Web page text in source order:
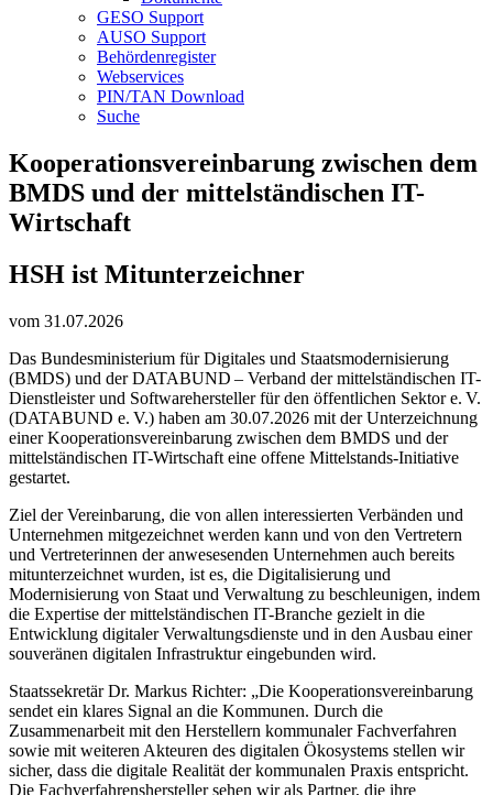
GESO Support
AUSO Support
Behördenregister
Webservices
PIN/TAN Download
Suche
Kooperationsvereinbarung zwischen dem
BMDS und der mittelständischen IT-
Wirtschaft
HSH ist Mitunterzeichner
vom 31.07.2026
Das Bundesministerium für Digitales und Staatsmodernisierung
(BMDS) und der DATABUND – Verband der mittelständischen IT-
Dienstleister und Softwarehersteller für den öffentlichen Sektor e. V.
(DATABUND e. V.) haben am 30.07.2026 mit der Unterzeichnung
einer Kooperationsvereinbarung zwischen dem BMDS und der
mittelständischen IT-Wirtschaft eine offene Mittelstands-Initiative
gestartet.
Ziel der Vereinbarung, die von allen interessierten Verbänden und
Unternehmen mitgezeichnet werden kann und von den Vertretern
und Vertreterinnen der anwesesenden Unternehmen auch bereits
mitunterzeichnet wurden, ist es, die Digitalisierung und
Modernisierung von Staat und Verwaltung zu beschleunigen, indem
die Expertise der mittelständischen IT-Branche gezielt in die
Entwicklung digitaler Verwaltungsdienste und in den Ausbau einer
souveränen digitalen Infrastruktur eingebunden wird.
Staatssekretär Dr. Markus Richter: „Die Kooperationsvereinbarung
sendet ein klares Signal an die Kommunen. Durch die
Zusammenarbeit mit den Herstellern kommunaler Fachverfahren
sowie mit weiteren Akteuren des digitalen Ökosystems stellen wir
sicher, dass die digitale Realität der kommunalen Praxis entspricht.
Die Fachverfahrenshersteller sehen wir als Partner, die ihre